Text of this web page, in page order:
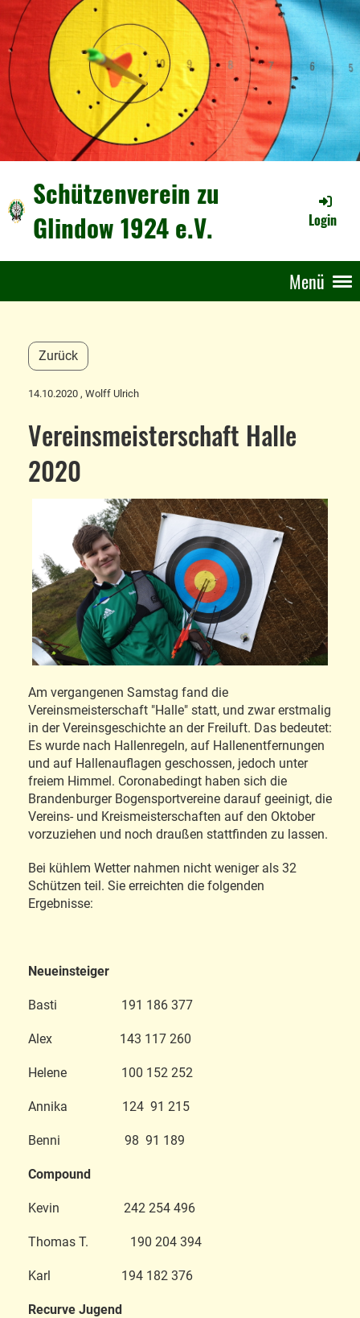
Schützenverein zu
Glindow 1924 e.V.
Login
Menü
Zurück
14.10.2020 , Wolff Ulrich
Vereinsmeisterschaft Halle
2020
Am vergangenen Samstag fand die
Vereinsmeisterschaft "Halle" statt, und zwar erstmalig
in der Vereinsgeschichte an der Freiluft. Das bedeutet:
Es wurde nach Hallenregeln, auf Hallenentfernungen
und auf Hallenauflagen geschossen, jedoch unter
freiem Himmel. Coronabedingt haben sich die
Brandenburger Bogensportvereine darauf geeinigt, die
Vereins- und Kreismeisterschaften auf den Oktober
vorzuziehen und noch draußen stattfinden zu lassen.
Bei kühlem Wetter nahmen nicht weniger als 32
Schützen teil. Sie erreichten die folgenden
Ergebnisse:
Neueinsteiger
Basti 191 186 377
Alex 143 117 260
Helene 100 152 252
Annika 124 91 215
Benni 98 91 189
Compound
Kevin 242 254 496
Thomas T. 190 204 394
Karl 194 182 376
Recurve Jugend